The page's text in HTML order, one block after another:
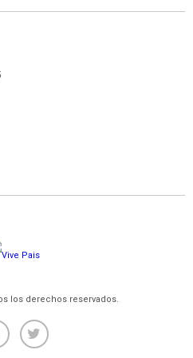
los derechos reservados.